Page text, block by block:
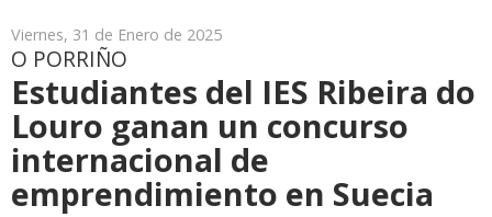
Viernes, 31 de Enero de 2025
O PORRIÑO
Estudiantes del IES Ribeira do
Louro ganan un concurso
internacional de
emprendimiento en Suecia